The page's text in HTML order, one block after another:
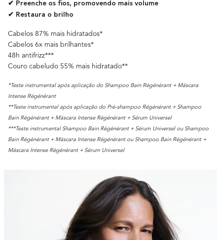
✔ Preenche os fios, promovendo mais volume
✔ Restaura o brilho
Cabelos 87% mais hidratados*
Cabelos 6x mais brilhantes*
48h antifrizz***
Couro cabeludo 55% mais hidratado**
*Teste instrumental após aplicação do Shampoo Bain Régénérant + Máscara
Intense Régénérant​
**Teste instrumental após aplicação do Pré-shampoo Régénérant + Shampoo
Bain Régénérant + Máscara Intense Régénérant + Sérum Universel
***Teste instrumental Shampoo Bain Régénérant + Sérum Universel ou Shampoo
Bain Régénérant + Máscara Intense Régénérant ou Shampoo Bain Régénérant +
Máscara Intense Régénérant + Sérum Universel